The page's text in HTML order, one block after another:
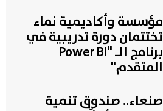
مؤسسة وأكاديمية نماء
تختتمان دورة تدريبية في
برنامج الـ "Power BI
المتقدم"
صنعاء.. صندوق تنمية